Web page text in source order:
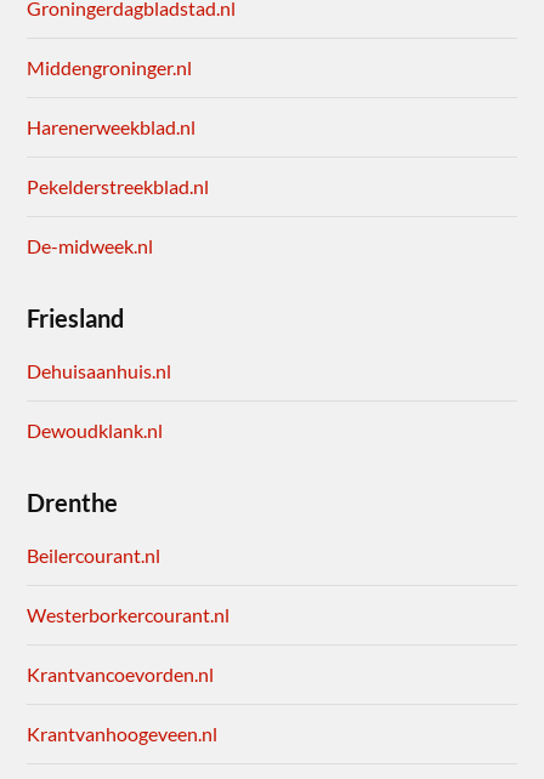
Groningerdagbladstad.nl
Middengroninger.nl
Harenerweekblad.nl
Pekelderstreekblad.nl
De-midweek.nl
Friesland
Dehuisaanhuis.nl
Dewoudklank.nl
Drenthe
Beilercourant.nl
Westerborkercourant.nl
Krantvancoevorden.nl
Krantvanhoogeveen.nl